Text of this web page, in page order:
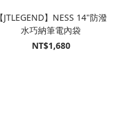
【JTLEGEND】NESS 14"防潑
水巧納筆電內袋
NT$1,680